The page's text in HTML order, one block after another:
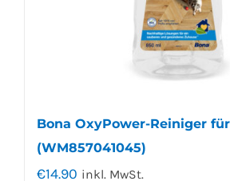
Bona OxyPower-Reiniger
(WM857041045)
€14.90 inkl. MwSt.